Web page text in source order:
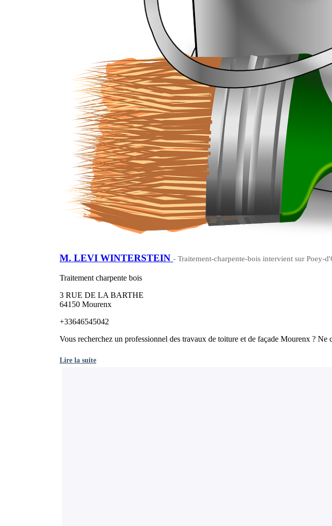
M. LEVI WINTERSTEIN - Traitement-charpente-bois intervient sur Poey-
Traitement charpente bois
3 RUE DE LA BARTHE
64150 Mourenx
+33646545042
Vous recherchez un professionnel des travaux de toiture et de façade Mourenx ? Ne
Lire la suite